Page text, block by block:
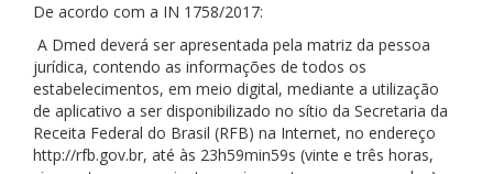
De acordo com a IN 1758/2017:
A Dmed deverá ser apresentada pela matriz da pessoa
jurídica, contendo as informações de todos os
estabelecimentos, em meio digital, mediante a utilização
de aplicativo a ser disponibilizado no sítio da Secretaria da
Receita Federal do Brasil (RFB) na Internet, no endereço
http://rfb.gov.br, até às 23h59min59s (vinte e três horas,